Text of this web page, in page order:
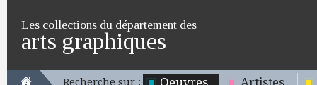
Les collections du département des
arts graphiques
Recherche sur : Oeuvres Artistes